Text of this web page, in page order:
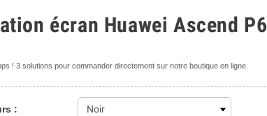
écran Huawei Ascend
! 3 solutions pour commander directement sur notre boutique en ligne.
: